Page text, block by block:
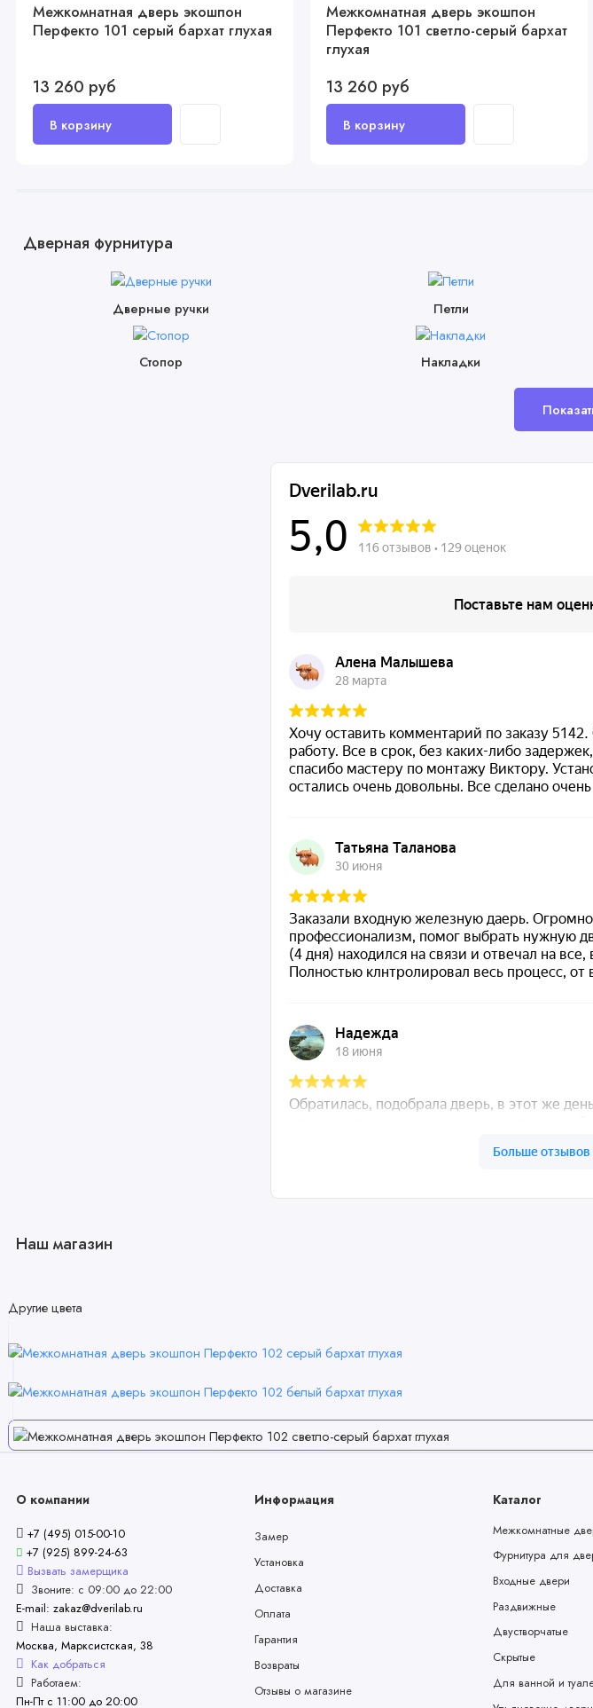
Межкомнатная дверь экошпон
Перфекто 101 серый бархат глухая
13 260 руб
Межкомнатная дверь экошпон
Перфекто 101 светло-серый бархат
глухая
13 260 руб
Дверная фурнитура
Дверные ручки Петли
Стопор Накладки
Наш магазин
Другие цвета
О компании
+7 (495) 015-00-10
+7 (925) 899-24-63
Вызвать замерщика
Звоните: с 09:00 до 22:00
E-mail: zakaz@dverilab.ru
Наша выставка:
Москва, Марксистская, 38
Как добраться
Работаем:
Пн-Пт с 11:00 до 20:00
Информация
Замер
Установка
Доставка
Оплата
Гарантия
Возвраты
Отзывы о магазине
Каталог
Межкомнатные
Фурнитура для
Входные двери
Раздвижные
Двустворчатые
Скрытые
Для ванной и